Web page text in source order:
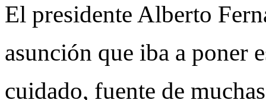
El presidente Alberto
asunción que iba a poner
cuidado, fuente de